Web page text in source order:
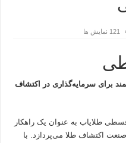
121 نمایش ها
برای سرمایه‌گذاری در اکتشاف
طلایاب به عنوان یک راهکار
اکتشاف طلا می‌پردازد. با